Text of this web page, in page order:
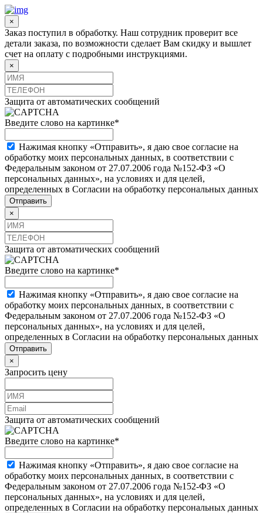
×
Заказ поступил в обработку. Наш сотрудник проверит все
детали заказа, по возможности сделает Вам скидку и вышлет
счет на оплату с подробными инструкциями.
×
Защита от автоматических сообщений
Введите слово на картинке*
Нажимая кнопку «Отправить», я даю свое согласие на
обработку моих персональных данных, в соответствии с
Федеральным законом от 27.07.2006 года №152-ФЗ «О
персональных данных», на условиях и для целей,
определенных в Согласии на обработку персональных данных
×
Защита от автоматических сообщений
Введите слово на картинке*
Нажимая кнопку «Отправить», я даю свое согласие на
обработку моих персональных данных, в соответствии с
Федеральным законом от 27.07.2006 года №152-ФЗ «О
персональных данных», на условиях и для целей,
определенных в Согласии на обработку персональных данных
×
Запросить цену
Защита от автоматических сообщений
Введите слово на картинке*
Нажимая кнопку «Отправить», я даю свое согласие на
обработку моих персональных данных, в соответствии с
Федеральным законом от 27.07.2006 года №152-ФЗ «О
персональных данных», на условиях и для целей,
определенных в Согласии на обработку персональных данных